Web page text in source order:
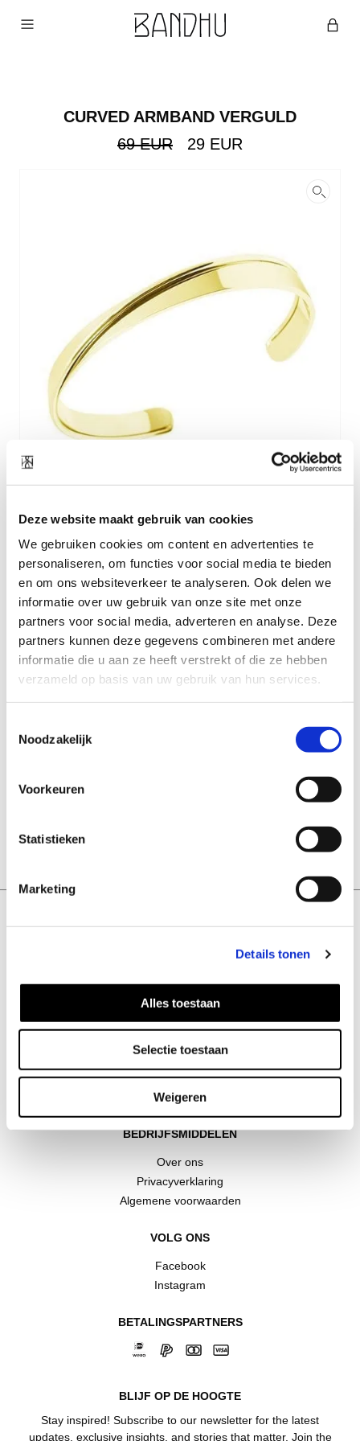
Deze website maakt gebruik van cookies
We gebruiken cookies om content en advertenties te
personaliseren, om functies voor social media te bieden
en om ons websiteverkeer te analyseren. Ook delen we
informatie over uw gebruik van onze site met onze
partners voor social media, adverteren en analyse. Deze
partners kunnen deze gegevens combineren met andere
informatie die u aan ze heeft verstrekt of die ze hebben
verzameld op basis van uw gebruik van hun services.
Noodzakelijk
Voorkeuren
Statistieken
Marketing
Details tonen
Alles toestaan
Selectie toestaan
Weigeren
CURVED ARMBAND VERGULD
69EUR
Original
29 EUR
Materiaal
roestvrij staal verguld
Breedte
0,6 cm
Breedte van
opening
2 cm, maar uitbreidbaar tot eigen
grootte
Diameter
6 cm
Op voorraad
KLANTENSERVICE
Verzending & retourneren
Beeldbank
Ringmaat size guide
BEDRIJFSMIDDELEN
Over ons
Privacyverklaring
Algemene voorwaarden
VOLG ONS
Facebook
Instagram
BETALINGSPARTNERS
BLIJF OP DE HOOGTE
Stay inspired! Subscribe to our newsletter for the latest
updates, exclusive insights, and stories that matter. Join the